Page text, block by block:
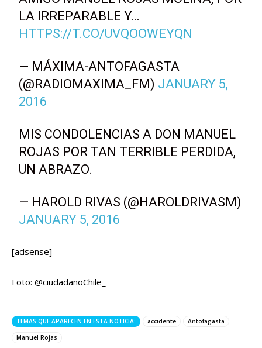
LA IRREPARABLE Y…
HTTPS://T.CO/UVQOOWEYQN
— MÁXIMA-ANTOFAGASTA
(@RADIOMAXIMA_FM) JANUARY 5,
2016
MIS CONDOLENCIAS A DON MANUEL
ROJAS POR TAN TERRIBLE PERDIDA,
UN ABRAZO.
— HAROLD RIVAS (@HAROLDRIVASM)
JANUARY 5, 2016
[adsense]
Foto: @ciudadanoChile_
TEMAS QUE APARECEN EN ESTA NOTICIA: accidente
Antofagasta
Manuel Rojas